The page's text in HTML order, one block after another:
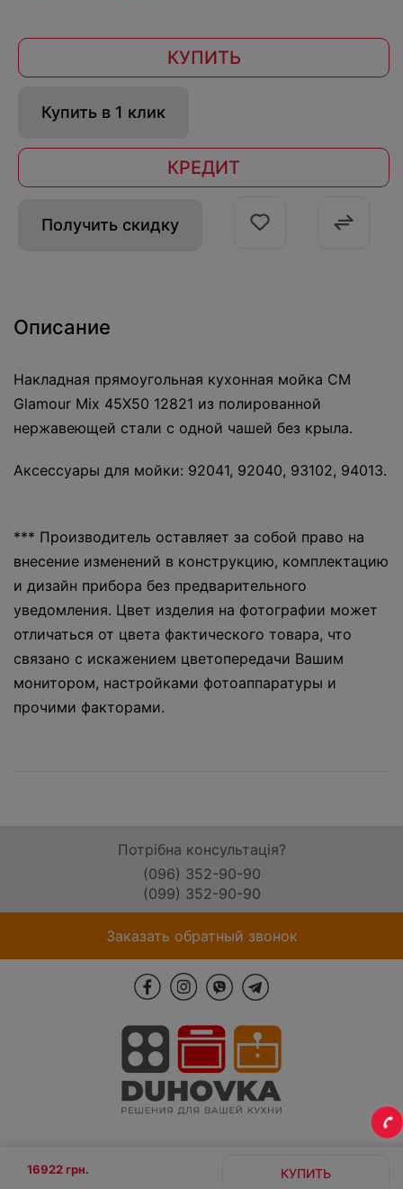
16922 грн. КУПИТЬ
КУПИТЬ
Купить в 1 клик
КРЕДИТ
Получить скидку
Описание
Накладная прямоугольная кухонная мойка CM
Glamour Mix 45Х50 12821 из полированной
нержавеющей стали с одной чашей без крыла.
Аксессуары для мойки: 92041, 92040, 93102, 94013.
*** Производитель оставляет за собой право на
внесение изменений в конструкцию, комплектацию
и дизайн прибора без предварительного
уведомления. Цвет изделия на фотографии может
отличаться от цвета фактического товара, что
связано с искажением цветопередачи Вашим
монитором, настройками фотоаппаратуры и
прочими факторами.
Потрібна консультація?
(096) 352-90-90
(099) 352-90-90
Заказать обратный звонок